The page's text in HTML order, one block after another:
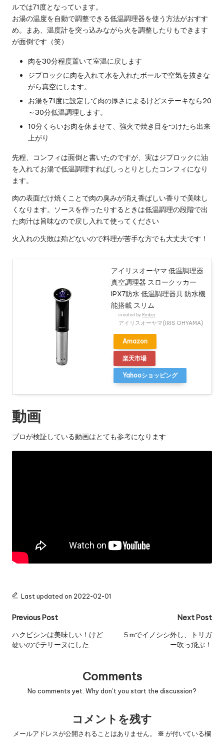
ルでは71度となっています。
お湯の温度を自動で調整できる低温調理器を使う方法がおすす
め。まあ、温度計を突っ込みながら火を調整したりもできます
が面倒です（笑）
肉を30分程度置いて室温に戻します
ジプロックに肉を入れて水を入れたボールで空気を抜きな
がら真空にします。
お湯を71度に設定して肉の厚さによるけどステーキなら20
～30分低温調理します。
10分くらいお肉を休ませて、強火で焼き目をつけたら出来
上がり
先程、コンフィは面倒と書いたのですが、実はジプロックに油
を入れてお湯で低温調理すればしっとりとしたコンフィになり
ます。
肉の表面だけ焼くことで肉の臭みが消え香ばしい香りで美味し
くなります。ソースを作ったりするときは低温調理の段階で出
た肉汁は旨味なので戻し入れて使ってください
火入れの失敗は殆どないので料理が苦手な方でも大丈夫です！
アイリスオーヤマ 低温調理器
真空調理器 スロークッカー
IPX7防水 低温調理器具 防水機
能搭載 スリム
created by Rinker
アイリスオーヤマ(IRIS OHYAMA)
Amazon
楽天市場
Yahooショッピング
動画
プロが検証している動画はとても参考になります
Last updated on 2022-02-01
Post
navigation
Previous Post
ハクビシンは美味しい！けど
硬いのでテリーヌにした
Next Post
５mでイノシシ外し、トリガ
ー吹っ飛ぶ！
Comments
No comments yet. Why don’t you start the discussion?
コメントを残す
メールアドレスが公開されることはありません。 ※ が付いている欄